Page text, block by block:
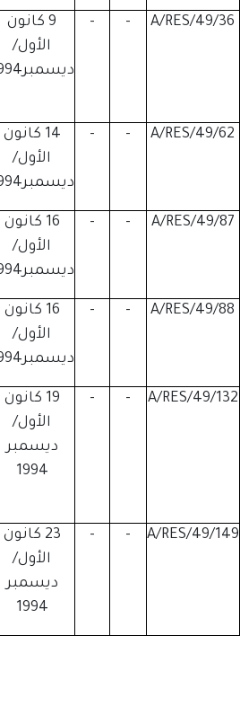
A/RES/49/36
-
-
9 كانون
الأول/
ديسمبر1994
A/RES/49/62
-
-
14 كانون
الأول/
ديسمبر1994
A/RES/49/87
-
-
16 كانون
الأول/
ديسمبر1994
A/RES/49/88
-
-
16 كانون
الأول/
ديسمبر1994
A/RES/49/132
-
-
19 كانون
الأول/
ديسمبر
1994
A/RES/49/149
-
-
23 كانون
الأول/
ديسمبر
1994